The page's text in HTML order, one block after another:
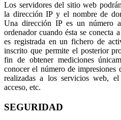
Los servidores del sitio web
la dirección IP y el nombre de
Una dirección IP es un número
ordenador cuando ésta se conecta
es registrada en un fichero de
inscrito que permite el posterior
fin de obtener mediciones
conocer el número de impresiones
realizadas a los servicios web,
acceso, etc.
SEGURIDAD